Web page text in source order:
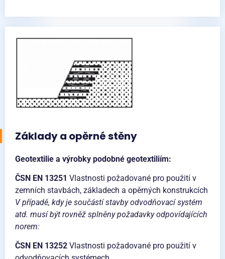
Základy a opěrné stěny
Geotextilie a výrobky podobné geotextiliím:
ČSN EN 13251 Vlastnosti požadované pro použití v
zemních stavbách, základech a opěrných konstrukcích
V případě, kdy je součástí stavby odvodňovací systém
atd. musí být rovněž splněny požadavky odpovídajících
norem:
ČSN EN 13252 Vlastnosti požadované pro použití v